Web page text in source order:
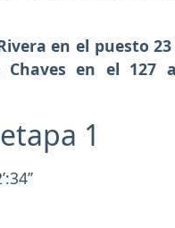
en el puesto
en el 127
1